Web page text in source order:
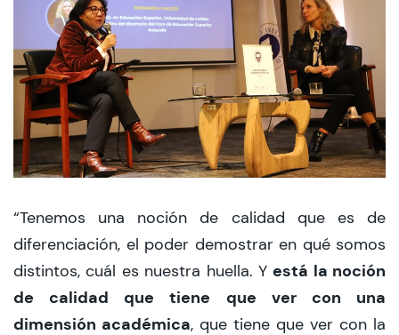
“Tenemos una noción de calidad que es de
diferenciación, el poder demostrar en qué somos
distintos, cuál es nuestra huella. Y está la noción
de calidad que tiene que ver con una
dimensión académica, que tiene que ver con la